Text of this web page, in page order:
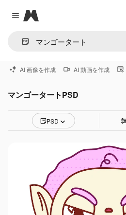
Close menu
Magnific
AI 画像を作成 AI 動画を作成
マンゴータートPSD
PSD